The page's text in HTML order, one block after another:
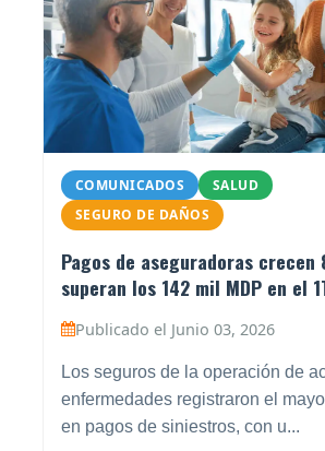
COMUNICADOS
SALUD
SEGURO DE DAÑOS
Pagos de aseguradoras crecen
superan los 142 mil MDP en el
Publicado el Junio 03, 2026
Los seguros de la operación de
enfermedades registraron el
en pagos de siniestros, con u...